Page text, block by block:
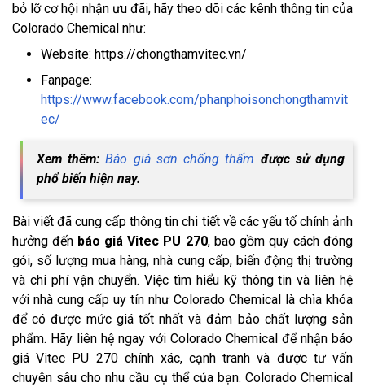
bỏ lỡ cơ hội nhận ưu đãi, hãy theo dõi các kênh thông tin của
Colorado Chemical như:
Website: https://chongthamvitec.vn/
Fanpage:
https://www.facebook.com/phanphoisonchongthamvit
ec/
Xem thêm:Báo giá sơn chống thấm được sử dụng
phổ biến hiện nay.
Bài viết đã cung cấp thông tin chi tiết về các yếu tố chính ảnh
hưởng đến báo giá Vitec PU 270, bao gồm quy cách đóng
gói, số lượng mua hàng, nhà cung cấp, biến động thị trường
và chi phí vận chuyển. Việc tìm hiểu kỹ thông tin và liên hệ
với nhà cung cấp uy tín như Colorado Chemical là chìa khóa
để có được mức giá tốt nhất và đảm bảo chất lượng sản
phẩm. Hãy liên hệ ngay với Colorado Chemical để nhận báo
giá Vitec PU 270 chính xác, cạnh tranh và được tư vấn
chuyên sâu cho nhu cầu cụ thể của bạn. Colorado Chemical